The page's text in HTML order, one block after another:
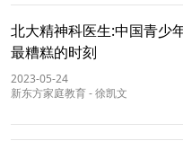
北大精神科医生:中国青少
最糟糕的时刻
2023-05-24
新东方家庭教育-徐凯文